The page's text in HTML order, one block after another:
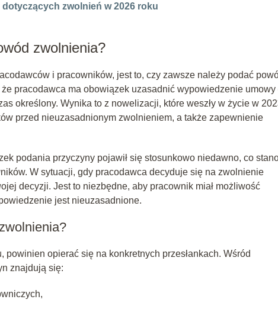
zwolnień w 2026 roku
zwolnienia?
i pracowników, jest to, czy zawsze należy podać
pracodawca ma obowiązek uzasadnić wypowiedzenie umowy
określony. Wynika to z nowelizacji, które weszły w życie w
przed nieuzasadnionym zwolnieniem, a także zapewnienie
podania przyczyny pojawił się stosunkowo niedawno, co
W sytuacji, gdy pracodawca decyduje się na zwolnienie
decyzji. Jest to niezbędne, aby pracownik miał możliwość
jest nieuzasadnione.
opierać się na konkretnych przesłankach. Wśród
znajdują się: